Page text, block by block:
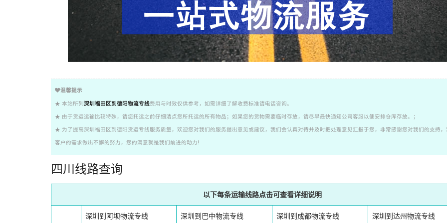
温馨提示
★ 本站所列 深圳福田区到德阳物流专线费用与时效仅供参考，如需详细了解收费标准请电话咨询。
★ 由于货运运输比较特殊，请您托运之前仔细清点您所托运的所有物品；如果您的货物需要临时存放，请尽早最快通知公司客服以便安排仓库存放。；
★ 为了提高深圳福田区到德阳货运专线服务质量，欢迎您对我们的服务提出意见或建议，我们会认真对待并及时把处理意见汇报于您，非常感谢您对我们的支持
客户的需求做出不懈的努力，您的满意就是我们前进的动力!
四川线路查询
以下每条运输线路点击可查看详细说明
深圳到阿坝物流专线 深圳到巴中物流专线 深圳到成都物流专线 深圳到达州物流专线